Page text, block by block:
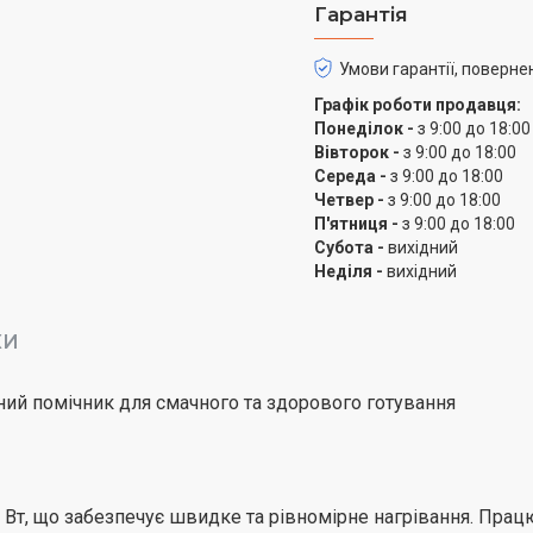
Кут відкриття
використовувати гриль
піддон для збору
Особливості
Гриль дозволяє
антипригарним
достатню свободу
температури та двом
Електричний
Гарантія
Умови гарантії,
Графік роботи продавця:
Понеділок - з 9:00 до 18:00
Вівторок - з 9:00 до 18:00
Середа - з 9:00 до 18:00
Четвер - з 9:00 до 18:00
П'ятниця - з 9:00 до 18:00
Субота - вихідний
Неділя - вихідний
помічник для смачного та здорового готування
що забезпечує швидке та рівномірне нагрівання.